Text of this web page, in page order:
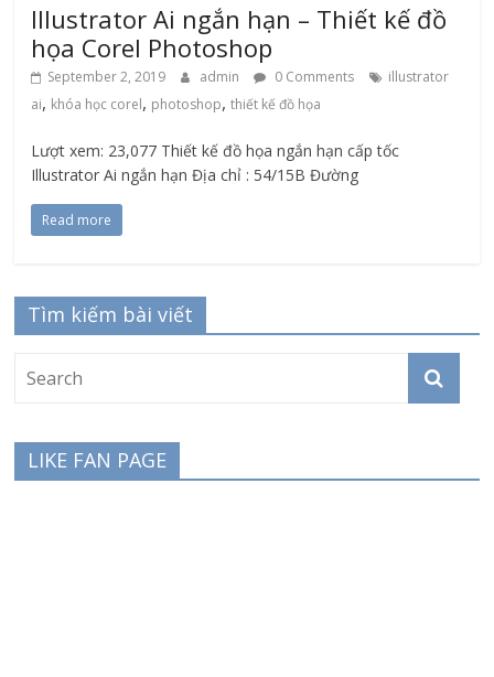
Illustrator Ai ngắn hạn – Thiết kế đồ
họa Corel Photoshop
September 2, 2019 admin 0 Comments
illustrator
ai, khóa học corel, photoshop,thiết kế đồ họa
Lượt xem: 23,077 Thiết kế đồ họa ngắn hạn cấp tốc
Illustrator Ai ngắn hạn Địa chỉ : 54/15B Đường
Read more
Tìm kiếm bài viết
LIKE FAN PAGE